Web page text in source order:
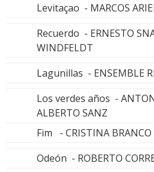
Levitaçao - MARCOS
Recuerdo - ERNESTO
WINDFELDT
Lagunillas - ENSEMBLE
Los verdes años -
ALBERTO SANZ
Fim - CRISTINA BRANCO
Odeón - ROBERTO